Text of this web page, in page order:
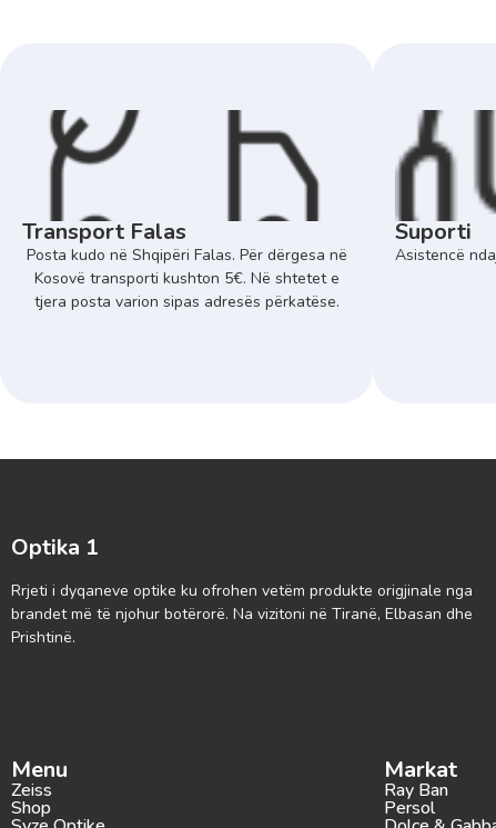
Transport Falas
Posta kudo në Shqipëri Falas. Për dërgesa në
Kosovë transporti kushton 5€. Në shtetet e
tjera posta varion sipas adresës përkatëse.
Suporti
Asistencë
Optika 1
Rrjeti i dyqaneve optike ku ofrohen vetëm produkte origjinale nga
brandet më të njohur botërorë. Na vizitoni në Tiranë, Elbasan dhe
Prishtinë.
Menu
Zeiss
Shop
Markat
Ray Ban
Persol